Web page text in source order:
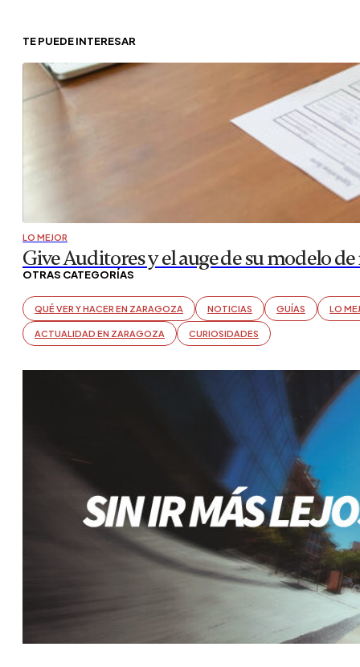
TE PUEDE INTERESAR
LO MEJOR
Give Auditores y el auge de su modelo
OTRAS CATEGORÍAS
QUÉ VER Y HACER EN ZARAGOZA NOTICIAS GUÍAS LO
ACTUALIDAD EN ZARAGOZA CURIOSIDADES